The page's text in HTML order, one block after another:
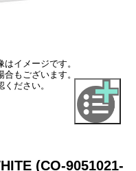
イメージです。
もございます。
ださい。
(CO-9051021-